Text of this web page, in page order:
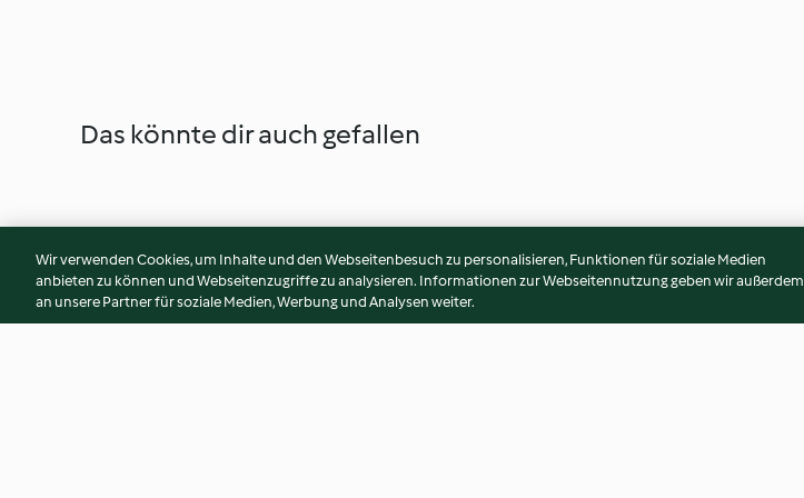
Das könnte dir auch gefallen
Wir verwenden Cookies, um Inhalte und den Webseitenbesuch zu personalisieren, Funktionen für soziale Medien
anbieten zu können und Webseitenzugriffe zu analysieren. Informationen zur Webseitennutzung geben wir außerdem
an unsere Partner für soziale Medien, Werbung und Analysen weiter.